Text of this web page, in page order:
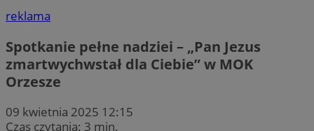
reklama
Spotkanie pełne nadziei – „Pan Jezus
zmartwychwstał dla Ciebie” w MOK
Orzesze
09 kwietnia 2025 12:15
Czas czytania: 3 min.